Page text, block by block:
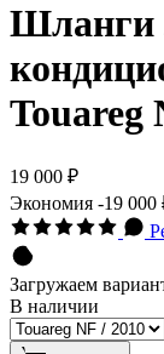
Шланги
Touareg
19 000 ₽
Экономия -19 000
Загружаем
В наличии